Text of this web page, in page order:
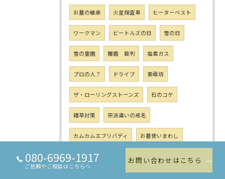
お墓の継承 火星探査車 ヒーターベスト
ワークマン ビートルズの日 雪の日
雪の霊園 離婚 裁判 塩素ガス
プロの人？ ドライブ 東尋坊
ザ・ローリングストーンズ 石のコケ
雑草対策 宗派違いの戒名
カムカムエブリバディ お墓使いまわし
ロコソラーレ カーリング女子 金メダル
080-6969-1917
ご依頼やご相談はこちらへ
お問い合わせはこちら